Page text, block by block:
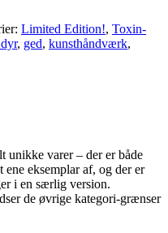
Limited Edition!, Toxin-
, ged, kunsthåndværk,
unikke varer – der er både
eksemplar af, og der er
i en særlig version.
de øvrige kategori-grænser